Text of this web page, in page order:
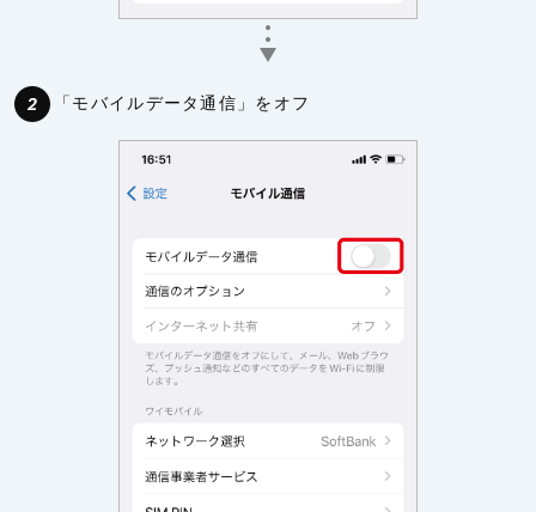
「モバイルデータ通信」をオフ